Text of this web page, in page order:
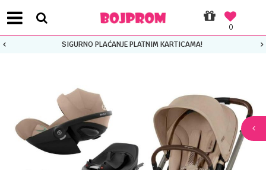
0
SIGURNO PLAĆANJE PLATNIM KARTICAMA!